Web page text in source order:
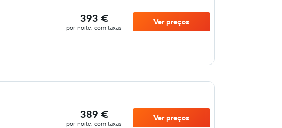
393 €
por noite, com taxas
Ver preços
389 €
por noite, com taxas
Ver preços